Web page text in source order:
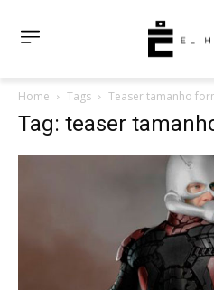
Home Tags Teaser tamanho
Tag: teaser